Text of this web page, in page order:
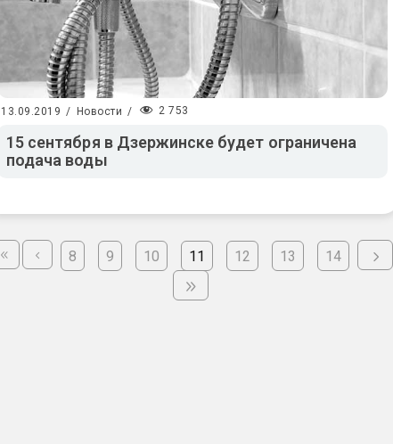
13.09.2019 / Новости / 2 753
15 сентября в Дзержинске будет ограничена
подача воды
8 9 10 11 12 13 14